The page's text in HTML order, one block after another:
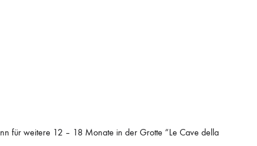
für weitere 12 – 18 Monate in der Grotte “Le Cave della